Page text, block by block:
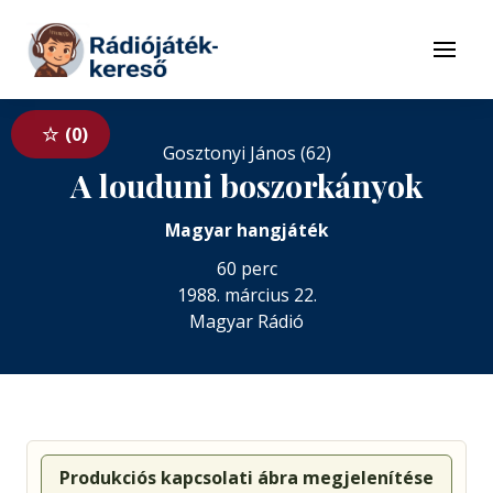
Tovább a tartalomhoz
Menü
0
Gosztonyi János (62)
A louduni boszorkányok
Magyar hangjáték
60 perc
1988. március 22.
Magyar Rádió
Produkciós kapcsolati ábra megjelenítése